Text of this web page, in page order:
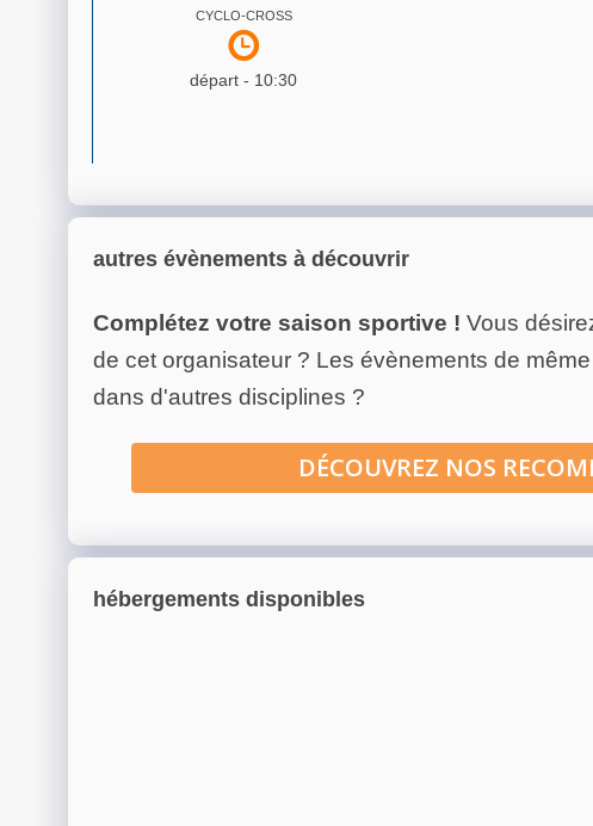
CYCLO-CROSS
départ - 10:30
autres évènements à découvrir
Complétez votre saison sportive ! Vous
de cet organisateur ? Les évènements de
dans d'autres disciplines ?
DÉCOUVREZ NOS
hébergements disponibles